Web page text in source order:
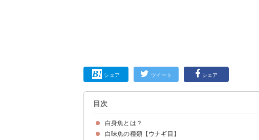
シェア ツイート シェア
目次
白身魚とは？
白身魚の種類一覧
白身魚と赤身魚の違い
サケが白身魚に分類される理由
白味魚の種類【ウナギ目】